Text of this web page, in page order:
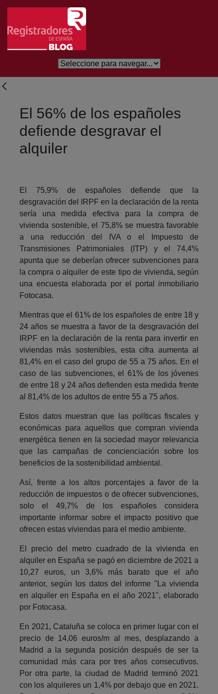
Saltar al contenido principal
El 56% de los españoles
defiende desgravar el
alquiler
El 75,9% de españoles defiende que la
desgravación del IRPF en la declaración de la renta
sería una medida efectiva para la compra de
vivienda sostenible, el 75,8% se muestra favorable
a una reducción del IVA o el Impuesto de
Transmisiones Patrimoniales (ITP) y el 74,4%
apunta que se deberían ofrecer subvenciones para
la compra o alquiler de este tipo de vivienda, según
una encuesta elaborada por el portal inmobiliario
Fotocasa.
Mientras que el 61% de los españoles de entre 18 y
24 años se muestra a favor de la desgravación del
IRPF en la declaración de la renta para invertir en
viviendas más sostenibles, esta cifra aumenta al
81,4% en el caso del grupo de 55 a 75 años. En el
caso de las subvenciones, el 61% de los jóvenes
de entre 18 y 24 años defienden esta medida frente
al 81,4% de los adultos de entre 55 a 75 años.
Estos datos muestran que las políticas fiscales y
económicas para aquellos que compran vivienda
energética tienen en la sociedad mayor relevancia
que las campañas de concienciación sobre los
beneficios de la sostenibilidad ambiental.
Así, frente a los altos porcentajes a favor de la
reducción de impuestos o de ofrecer subvenciones,
solo el 49,7% de los españoles considera
importante informar sobre el impacto positivo que
ofrecen estas viviendas para el medio ambiente.
El precio del metro cuadrado de la vivienda en
alquiler en España se pagó en diciembre de 2021 a
10,27 euros, un 3,6% más barato que el año
anterior, según los datos del informe "La vivienda
en alquiler en España en el año 2021", elaborado
por Fotocasa.
En 2021, Cataluña se coloca en primer lugar con el
precio de 14,06 euros/m al mes, desplazando a
Madrid a la segunda posición después de ser la
comunidad más cara por tres años consecutivos.
Por otra parte, la ciudad de Madrid terminó 2021
con los alquileres un 1,4% por debajo que en 2021.